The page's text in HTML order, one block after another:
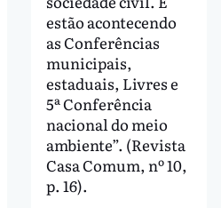
estão acontecendo
as Conferências
municipais,
estaduais, Livres e
5ª Conferência
nacional do meio
ambiente”. (Revista
Casa Comum, nº 10,
p. 16).